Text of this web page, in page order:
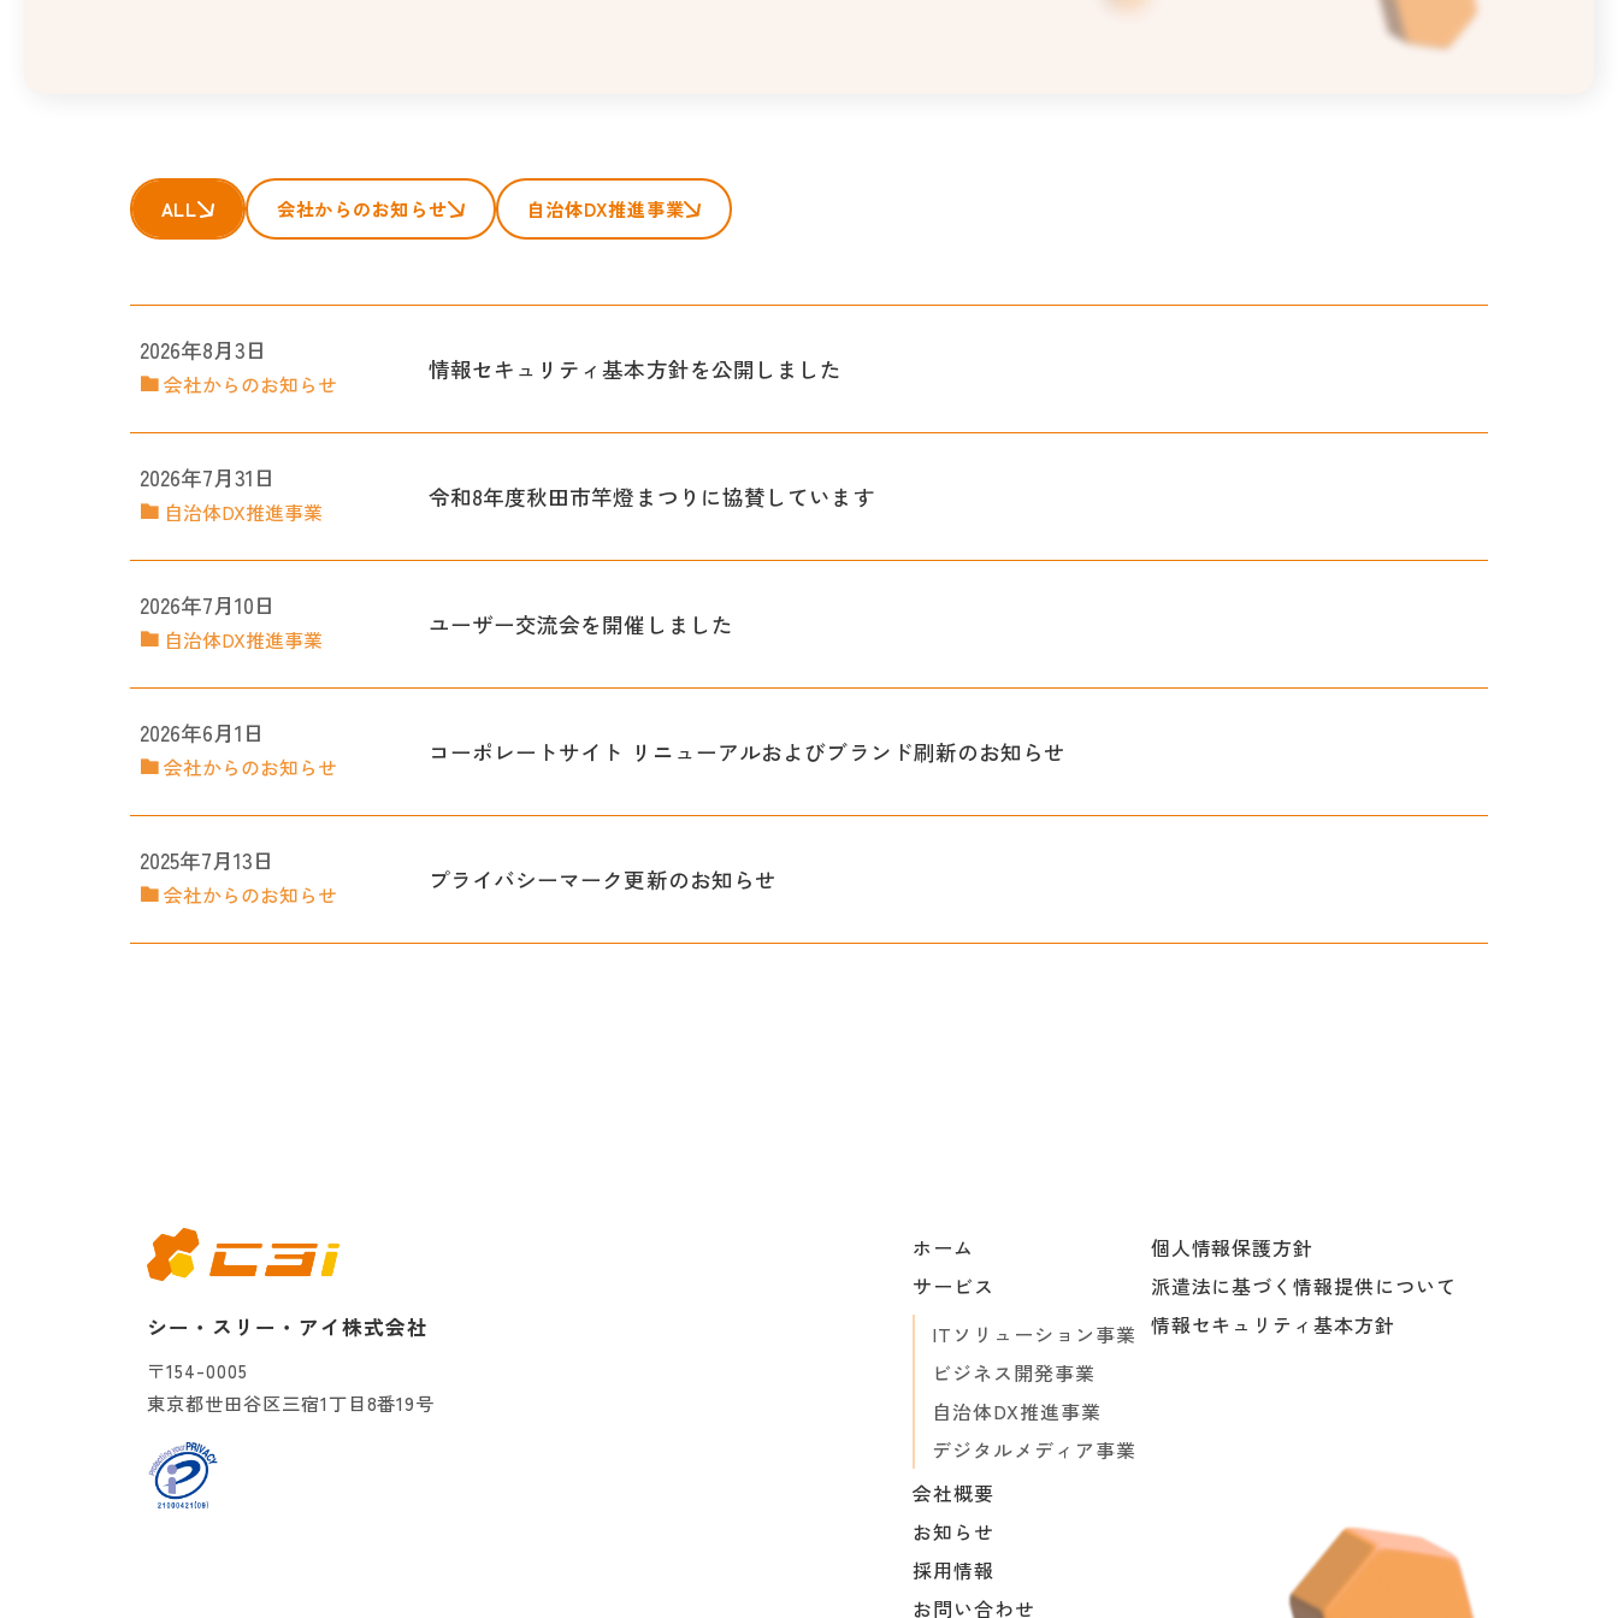
ALL 会社からのお知らせ 自治体DX推進事業
2026年8月3日
会社からのお知らせ
情報セキュリティ基本方針を公開しました
2026年7月31日
自治体DX推進事業
令和8年度秋田市竿燈まつりに協賛しています
2026年7月10日
自治体DX推進事業
ユーザー交流会を開催しました
2026年6月1日
会社からのお知らせ
コーポレートサイト リニューアルおよびブランド刷新のお知らせ
2025年7月13日
会社からのお知らせ
プライバシーマーク更新のお知らせ
シー・スリー・アイ株式会社
〒154-0005
東京都世田谷区三宿1丁目8番19号
ホーム
サービス
ITソリューション事業
ビジネス開発事業
自治体DX推進事業
デジタルメディア事業
会社概要
お知らせ
採用情報
お問い合わせ
個人情報保護方針
派遣法に基づく情報提供について
情報セキュリティ基本方針